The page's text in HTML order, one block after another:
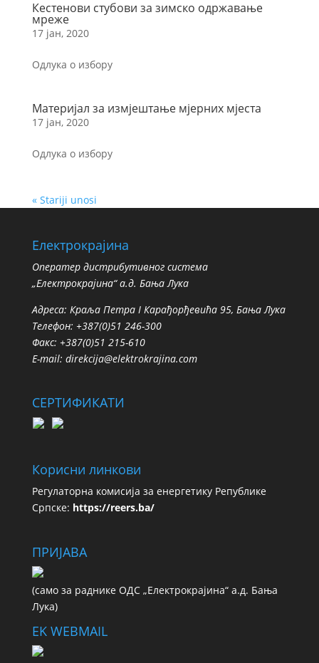
Кестенови стубови за зимско одржавање
мреже
17 јан, 2020
Одлука о избору
Материјал за измјештање мјерних мјеста
17 јан, 2020
Одлука о избору
« Stariji unosi
Електрокрајина
Oператер дистрибутивног система
„Електрокрајина“ а.д. Бања Лука
Адреса: Краља Петра I Карађорђевића 95, Бања Лука
Телефон: +387(0)51 246-300
Факс: +387(0)51 215-610
E-mail: direkcija@elektrokrajina.com
СЕРТИФИКАТИ
Корисни линкови
Регулаторна комисија за енергетику Републике
Српске: https://reers.ba/
ПРИЈАВА
(сaмo зa рaдникe ОДС „Електрокрајина“ а.д. Бања
Лука)
EK WEBMAIL